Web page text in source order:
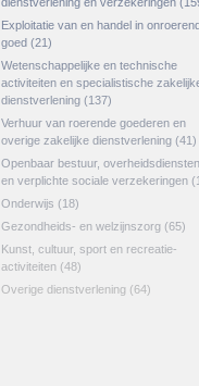
Exploitatie van en handel in
goed (21)
Wetenschappelijke en technische
activiteiten en specialistische
dienstverlening (137)
Verhuur van roerende goederen en
overige zakelijke dienstverlening (41)
Openbaar bestuur, overheidsdiensten
en verplichte sociale verzekeringen
Onderwijs (18)
Gezondheids- en welzijnszorg (65)
Kunst, cultuur, sport en recreatie-
activiteiten (48)
Overige dienstverlening (64)